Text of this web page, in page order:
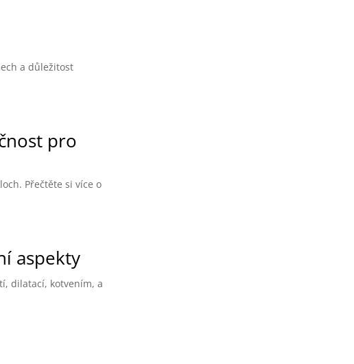
a důležitost
pro
Přečtěte si více o
aspekty
dilatací, kotvením, a